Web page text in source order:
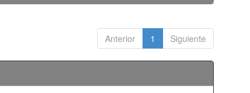
Anterior 1 Siguiente